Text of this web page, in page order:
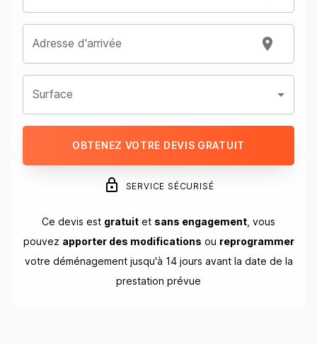
Adresse d'arrivée
Surface
OBTENEZ VOTRE DEVIS GRATUIT
SERVICE SÉCURISÉ
Ce devis est gratuit et sans engagement , vous
pouvez apporter des modifications ou reprogrammer
votre déménagement jusqu'à 14 jours avant la date de la
prestation prévue